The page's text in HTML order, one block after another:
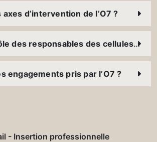
d’intervention de l’O7 ?
Quel est le rôle des responsables des cellules O7 ?
engagements pris par l’O7 ?
- Insertion professionnelle